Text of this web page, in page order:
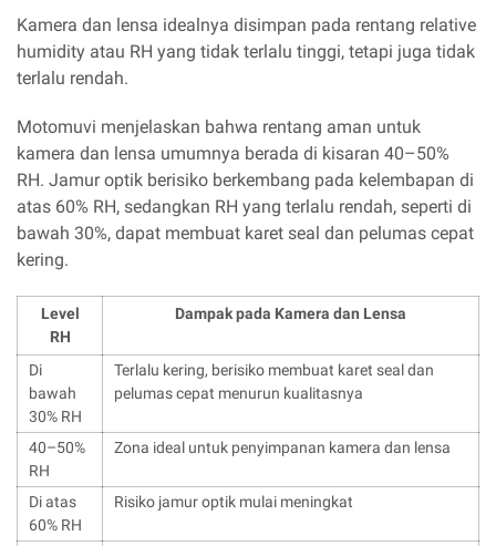
Kamera dan lensa idealnya disimpan pada rentang relative
humidity atau RH yang tidak terlalu tinggi, tetapi juga tidak
terlalu rendah.
Motomuvi menjelaskan bahwa rentang aman untuk
kamera dan lensa umumnya berada di kisaran 40–50%
RH. Jamur optik berisiko berkembang pada kelembapan di
atas 60% RH, sedangkan RH yang terlalu rendah, seperti di
bawah 30%, dapat membuat karet seal dan pelumas cepat
kering.
Level
RH
Dampak pada Kamera dan Lensa
Di
bawah
30% RH
Terlalu kering, berisiko membuat karet seal dan
pelumas cepat menurun kualitasnya
40–50%
RH
Zona ideal untuk penyimpanan kamera dan lensa
Di atas
60% RH
Risiko jamur optik mulai meningkat